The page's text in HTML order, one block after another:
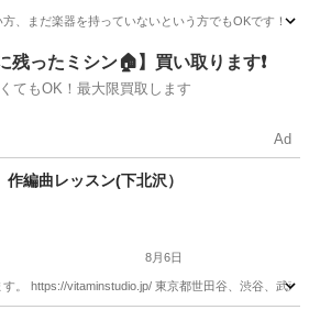
、まだ楽器を持っていないという方でもOKです！
初心者
残ったミシン🏠】買い取ります❗️
てもOK！最大限買取します
Ad
作編曲レッスン(下北沢）
8月6日
。 https://vitaminstudio.jp/ 東京都世田谷、渋谷、武